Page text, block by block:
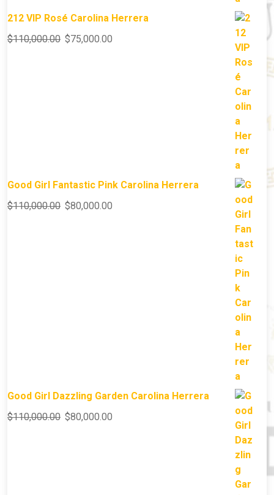
212 VIP Rosé Carolina Herrera
$110,000.00 $75,000.00
Good Girl Fantastic Pink Carolina Herrera
$110,000.00 $80,000.00
Good Girl Dazzling Garden Carolina Herrera
$110,000.00 $80,000.00